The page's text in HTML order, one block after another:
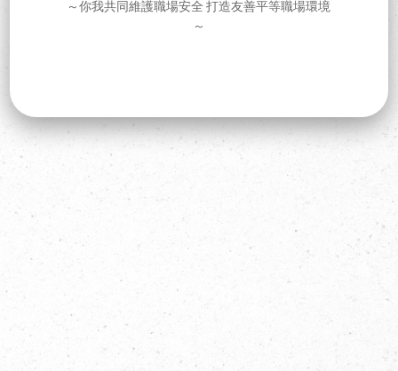
～你我共同維護職場安全 打造友善平等職場環境
～